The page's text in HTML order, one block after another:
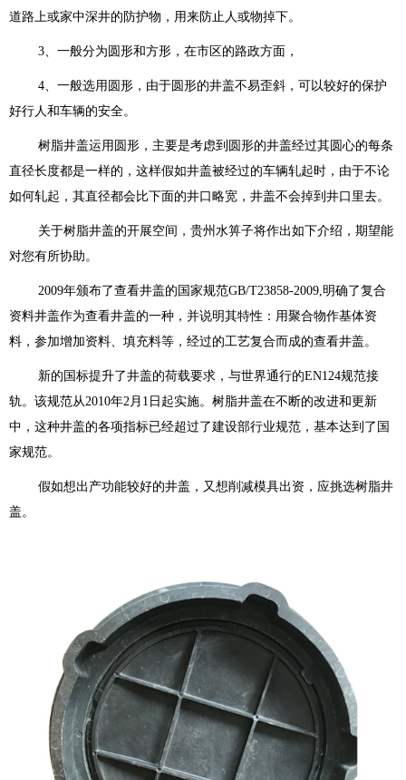
道路上或家中深井的防护物，用来防止人或物掉下。
3、一般分为圆形和方形，在市区的路政方面，
4、一般选用圆形，由于圆形的井盖不易歪斜，可以较好的保护
好行人和车辆的安全。
树脂井盖运用圆形，主要是考虑到圆形的井盖经过其圆心的每条
直径长度都是一样的，这样假如井盖被经过的车辆轧起时，由于不论
如何轧起，其直径都会比下面的井口略宽，井盖不会掉到井口里去。
关于树脂井盖的开展空间，贵州水箅子将作出如下介绍，期望能
对您有所协助。
2009年颁布了查看井盖的国家规范GB/T23858-2009,明确了复合
资料井盖作为查看井盖的一种，并说明其特性：用聚合物作基体资
料，参加增加资料、填充料等，经过的工艺复合而成的查看井盖。
新的国标提升了井盖的荷载要求，与世界通行的EN124规范接
轨。该规范从2010年2月1日起实施。树脂井盖在不断的改进和更新
中，这种井盖的各项指标已经超过了建设部行业规范，基本达到了国
家规范。
假如想出产功能较好的井盖，又想削减模具出资，应挑选树脂井
盖。